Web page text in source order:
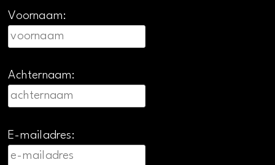
Voornaam:
Achternaam:
E-mailadres: